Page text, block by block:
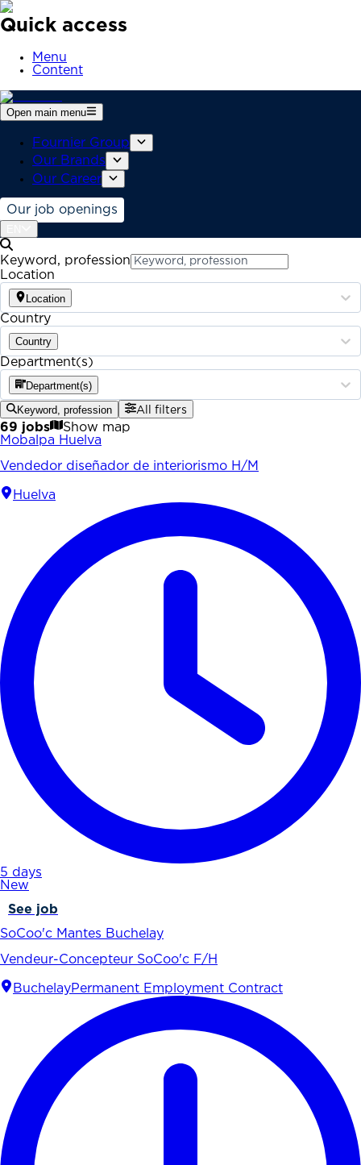
Quick access
Menu
Content
Open main menu
Fournier Group
Our Brands
Our Career
Our job openings
Keyword, profession
Location
Location
Country
Country
Department(s)
Department(s)
Keyword, profession All filters
69 jobs
Show map
Mobalpa Huelva
Vendedor diseñador de interiorismo H/M
Huelva
5 days
New
See job
SoCoo'c Mantes Buchelay
Vendeur-Concepteur SoCoo'c F/H
BuchelayPermanent Employment Contract